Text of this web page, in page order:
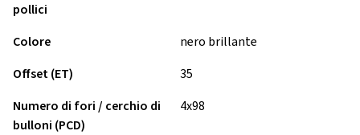
pollici
Colore
nero brillante
Offset (ET)
35
Numero di fori / cerchio di
bulloni (PCD)
4x98